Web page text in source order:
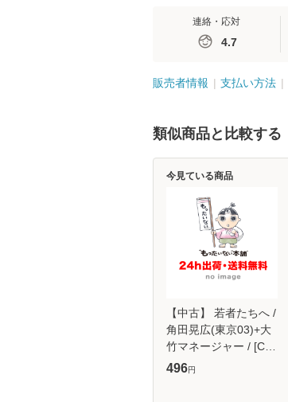
連絡・応対
4.7
販売者情報 支払い方法
類似商品と比較する
【中古】 若者たちへ /
角田晃広(東京03)+大
竹マネージャー / [CD]
【メール便送料無料】
496円
今見ている商品